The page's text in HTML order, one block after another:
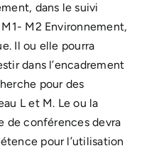
dans le suivi
M1- M2 Environnement,
Il ou elle pourra
dans l’encadrement
pour des
L et M. Le ou la
de conférences devra
pour l’utilisation